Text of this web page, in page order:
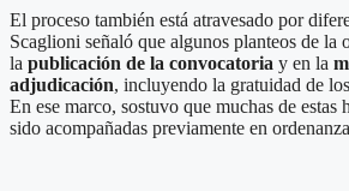
El proceso también está atravesado por
Scaglioni señaló que algunos planteos de la
la publicación de la convocatoria y en la
adjudicación, incluyendo la gratuidad de
En ese marco, sostuvo que muchas de estas
sido acompañadas previamente en